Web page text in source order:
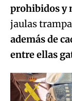
prohibidos y
jaulas
además de
entre ellas